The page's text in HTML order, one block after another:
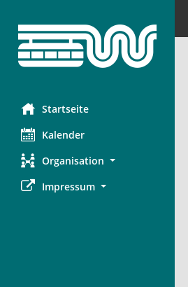
Startseite
Kalender
Organisation
Impressum